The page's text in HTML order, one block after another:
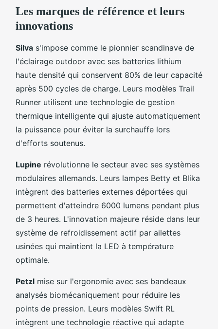
Les marques de référence et leurs
innovations
Silva s'impose comme le pionnier scandinave de
l'éclairage outdoor avec ses batteries lithium
haute densité qui conservent 80% de leur capacité
après 500 cycles de charge. Leurs modèles Trail
Runner utilisent une technologie de gestion
thermique intelligente qui ajuste automatiquement
la puissance pour éviter la surchauffe lors
d'efforts soutenus.
Lupine révolutionne le secteur avec ses systèmes
modulaires allemands. Leurs lampes Betty et Blika
intègrent des batteries externes déportées qui
permettent d'atteindre 6000 lumens pendant plus
de 3 heures. L'innovation majeure réside dans leur
système de refroidissement actif par ailettes
usinées qui maintient la LED à température
optimale.
Petzl mise sur l'ergonomie avec ses bandeaux
analysés biomécaniquement pour réduire les
points de pression. Leurs modèles Swift RL
intègrent une technologie réactive qui adapte